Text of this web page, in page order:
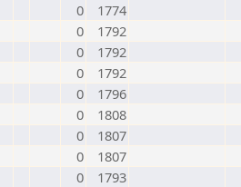
0
1774
0
1792
0
1792
0
1792
0
1796
0
1808
0
1807
0
1807
0
1793